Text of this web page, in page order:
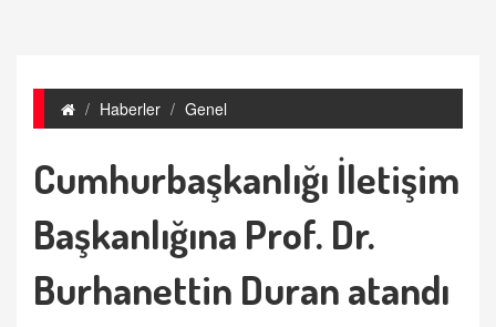
Haberler Genel
Cumhurbaşkanlığı İletişim
Başkanlığına Prof. Dr.
Burhanettin Duran atandı